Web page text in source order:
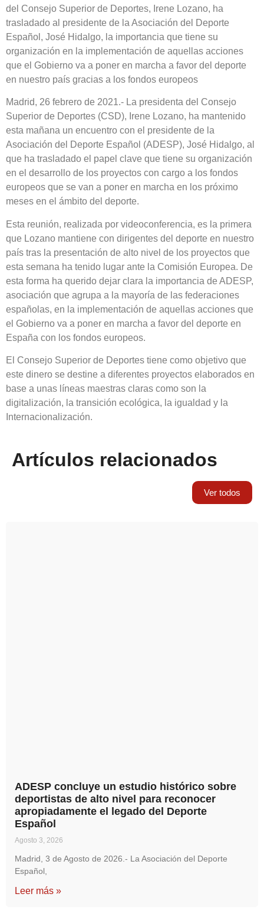
del Consejo Superior de Deportes, Irene Lozano, ha
trasladado al presidente de la Asociación del Deporte
Español, José Hidalgo, la importancia que tiene su
organización en la implementación de aquellas acciones
que el Gobierno va a poner en marcha a favor del deporte
en nuestro país gracias a los fondos europeos
Madrid, 26 febrero de 2021.- La presidenta del Consejo
Superior de Deportes (CSD), Irene Lozano, ha mantenido
esta mañana un encuentro con el presidente de la
Asociación del Deporte Español (ADESP), José Hidalgo, al
que ha trasladado el papel clave que tiene su organización
en el desarrollo de los proyectos con cargo a los fondos
europeos que se van a poner en marcha en los próximo
meses en el ámbito del deporte.
Esta reunión, realizada por videoconferencia, es la primera
que Lozano mantiene con dirigentes del deporte en nuestro
país tras la presentación de alto nivel de los proyectos que
esta semana ha tenido lugar ante la Comisión Europea. De
esta forma ha querido dejar clara la importancia de ADESP,
asociación que agrupa a la mayoría de las federaciones
españolas, en la implementación de aquellas acciones que
el Gobierno va a poner en marcha a favor del deporte en
España con los fondos europeos.
El Consejo Superior de Deportes tiene como objetivo que
este dinero se destine a diferentes proyectos elaborados en
base a unas líneas maestras claras como son la
digitalización, la transición ecológica, la igualdad y la
Internacionalización.
Artículos relacionados
Ver todos
ADESP concluye un estudio histórico sobre
deportistas de alto nivel para reconocer
apropiadamente el legado del Deporte
Español
Agosto 3, 2026
Madrid, 3 de Agosto de 2026.- La Asociación del Deporte
Español,
Leer más »